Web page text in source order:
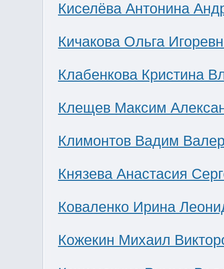
Киселёва Антонина
Кичакова Ольга
Клабенкова Кристина
Клещев Максим
Климонтов Вадим
Князева Анастасия
Коваленко Ирина
Кожекин Михаил